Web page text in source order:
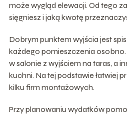
może wygląd elewacji. Od tego
sięgniesz i jaką kwotę
Dobrym punktem wyjścia jest
każdego pomieszczenia
w salonie z wyjściem na taras, a
kuchni. Na tej podstawie łatwiej
kilku firm montażowych.
Przy planowaniu wydatków